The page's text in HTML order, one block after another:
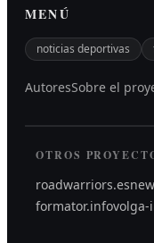
MENÚ
noticias deportivas
AutoresSobre el
OTROS
roadwarriors.es
formator.infovolga-